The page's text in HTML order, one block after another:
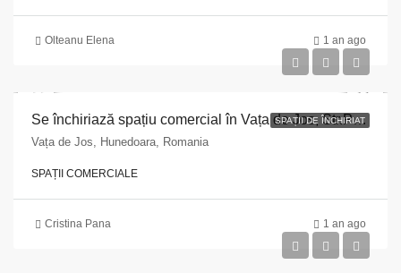
Olteanu Elena 1 an ago
SPAȚII DE ÎNCHIRIAT
Se închiriază spațiu comercial în Vața de Jos, Str.Piata Moților, bl.56, parter, 101 mp, Judetul Hunedoara
Vața de Jos, Hunedoara, Romania
SPAȚII COMERCIALE
Cristina Pana 1 an ago